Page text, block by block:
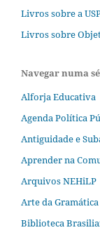
Livros sobre a
Livros sobre
Navegar numa
Alforja Educativa
Agenda Política
Antiguidade e
Aprender na
Arquivos NEHiLP
Arte da
Biblioteca